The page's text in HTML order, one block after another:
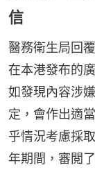
信
醫務衛生局回
在本港發布的
如發現內容涉
定，會作出適
乎情況考慮採
年期間，審閲